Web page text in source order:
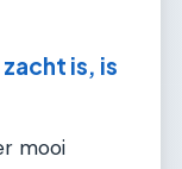
is, is
mooi